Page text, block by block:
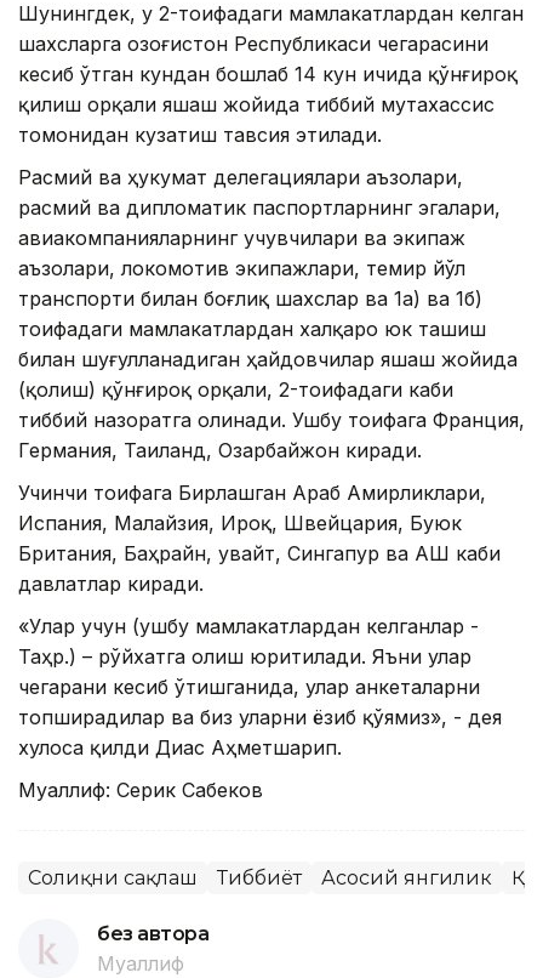
Шунингдек, у 2-тоифадаги мамлакатлардан келган
шахсларга Қозоғистон Республикаси чегарасини
кесиб ўтган кундан бошлаб 14 кун ичида қўнғироқ
қилиш орқали яшаш жойида тиббий мутахассис
томонидан кузатиш тавсия этилади.
Расмий ва ҳукумат делегациялари аъзолари,
расмий ва дипломатик паспортларнинг эгалари,
авиакомпанияларнинг учувчилари ва экипаж
аъзолари, локомотив экипажлари, темир йўл
транспорти билан боғлиқ шахслар ва 1а) ва 1б)
тоифадаги мамлакатлардан халқаро юк ташиш
билан шуғулланадиган ҳайдовчилар яшаш жойида
(қолиш) қўнғироқ орқали, 2-тоифадаги каби
тиббий назоратга олинади. Ушбу тоифага Франция,
Германия, Таиланд, Озарбайжон киради.
Учинчи тоифага Бирлашган Араб Амирликлари,
Испания, Малайзия, Ироқ, Швейцария, Буюк
Британия, Баҳрайн, Қувайт, Сингапур ва АҚШ каби
давлатлар киради.
«Улар учун (ушбу мамлакатлардан келганлар -
Таҳр.) – рўйхатга олиш юритилади. Яъни улар
чегарани кесиб ўтишганида, улар анкеталарни
топширадилар ва биз уларни ёзиб қўямиз», - дея
хулоса қилди Диас Аҳметшарип.
Муаллиф: Серик Сабеков
Соғлиқни сақлаш Тиббиёт Асосий янгилик ҚР
без автора
Муаллиф